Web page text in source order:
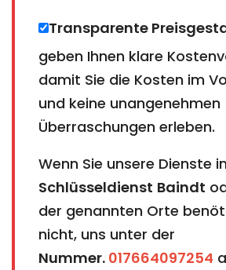
Transparente
geben Ihnen klare
damit Sie die Kosten im
und keine unangenehmen
Überraschungen erleben.
Wenn Sie unsere Dienste in
Schlüsseldienst Baindt
der genannten Orte
nicht, uns unter der
Nummer. 017664097254